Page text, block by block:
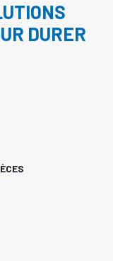
DURER